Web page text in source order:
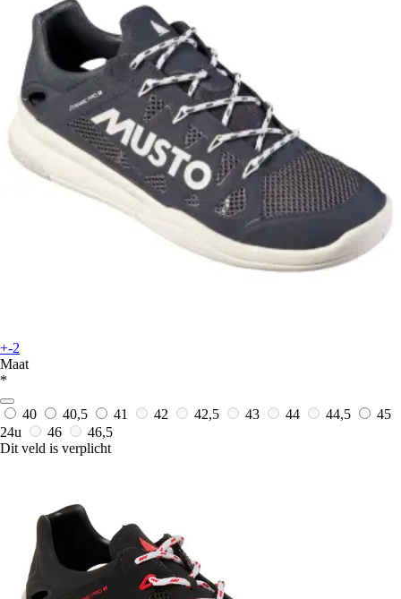
+-2
Maat
*
40 40,5 41 42 42,5 43 44 44,5
45
24u
46
46,5
Dit veld is verplicht